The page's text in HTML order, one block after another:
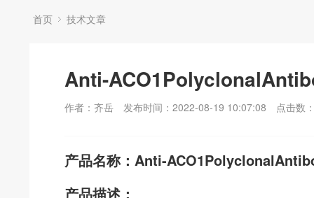
首页 技术文章
Anti-
作者：齐岳 发布时间：2022-08-19 10:07:08 点击数：
产品名称：Anti-
产品描述：